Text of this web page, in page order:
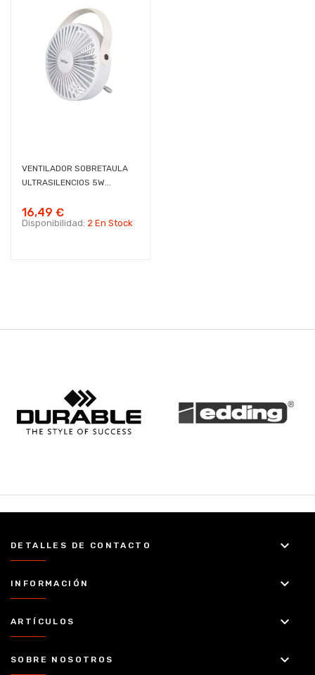
VENTILADOR SOBRETAULA
ULTRASILENCIOS 5W...
16,49 €
Disponibilidad: 2 En Stock
DETALLES DE CONTACTO keyboard_arrow_down
INFORMACIÓN keyboard_arrow_down
ARTÍCULOS keyboard_arrow_down
SOBRE NOSOTROS keyboard_arrow_down